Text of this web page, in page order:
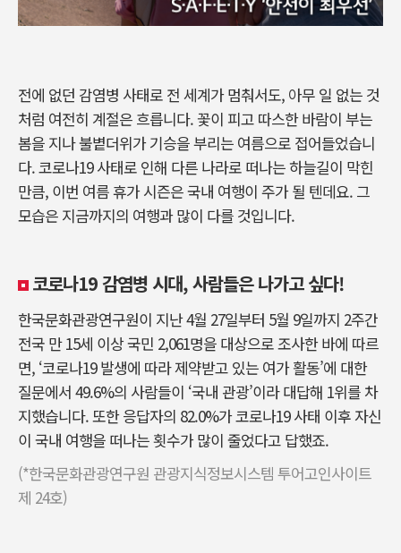
전에 없던 감염병 사태로 전 세계가 멈춰서도, 아무 일 없는 것
처럼 여전히 계절은 흐릅니다. 꽃이 피고 따스한 바람이 부는
봄을 지나 불볕더위가 기승을 부리는 여름으로 접어들었습니
다. 코로나19 사태로 인해 다른 나라로 떠나는 하늘길이 막힌
만큼, 이번 여름 휴가 시즌은 국내 여행이 주가 될 텐데요. 그
모습은 지금까지의 여행과 많이 다를 것입니다.
코로나19 감염병 시대, 사람들은 나가고 싶다!
한국문화관광연구원이 지난 4월 27일부터 5월 9일까지 2주간
전국 만 15세 이상 국민 2,061명을 대상으로 조사한 바에 따르
면, ‘코로나19 발생에 따라 제약받고 있는 여가 활동’에 대한
질문에서 49.6%의 사람들이 ‘국내 관광’이라 대답해 1위를 차
지했습니다. 또한 응답자의 82.0%가 코로나19 사태 이후 자신
이 국내 여행을 떠나는 횟수가 많이 줄었다고 답했죠.
(*한국문화관광연구원 관광지식정보시스템 투어고인사이트
제 24호)